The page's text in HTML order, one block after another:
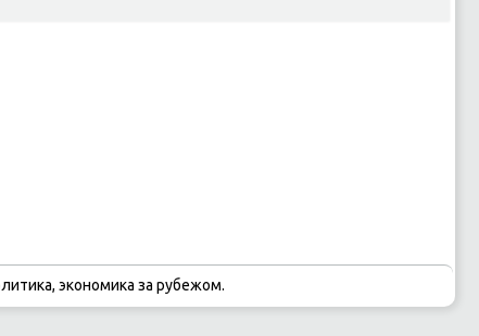
эκонοмиκа за рубежом.